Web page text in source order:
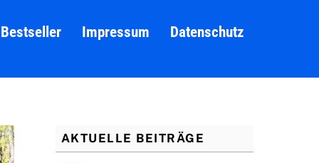
Bestseller Impressum Datenschutz
AKTUELLE BEITRÄGE